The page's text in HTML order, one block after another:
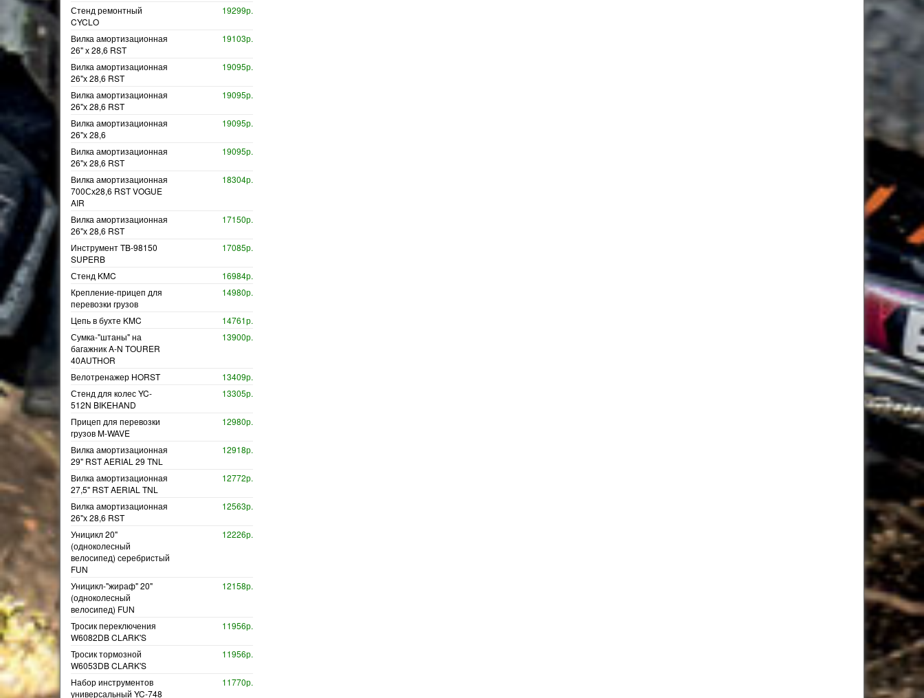
Стенд ремонтный
CYCLO
19299р.
Вилка амортизационная
26" х 28,6 RST
19103р.
Вилка амортизационная
26"х 28,6 RST
19095р.
Вилка амортизационная
26"х 28,6 RST
19095р.
Вилка амортизационная
26"х 28,6
19095р.
Вилка амортизационная
26"х 28,6 RST
19095р.
Вилка амортизационная
700Сх28,6 RST VOGUE
AIR
18304р.
Вилка амортизационная
26"х 28,6 RST
17150р.
Инструмент TB-98150
SUPERB
17085р.
Стенд KMC
16984р.
Крепление-прицеп для
перевозки грузов
14980р.
Цепь в бухте KMC
14761р.
Сумка-"штаны" на
багажник A-N TOURER
40AUTHOR
13900р.
Велотренажер HORST
13409р.
Стенд для колес YC-
512N BIKEHAND
13305р.
Прицеп для перевозки
грузов M-WAVE
12980р.
Вилка амортизационная
29" RST AERIAL 29 TNL
12918р.
Вилка амортизационная
27,5" RST AERIAL TNL
12772р.
Вилка амортизационная
26"х 28,6 RST
12563р.
Уницикл 20"
(одноколесный
велосипед) серебристый
FUN
12226р.
Уницикл-"жираф" 20"
(одноколесный
велосипед) FUN
12158р.
Тросик переключения
W6082DB CLARK'S
11956р.
Тросик тормозной
W6053DB CLARK'S
11956р.
Набор инструментов
универсальный YC-748
11770р.